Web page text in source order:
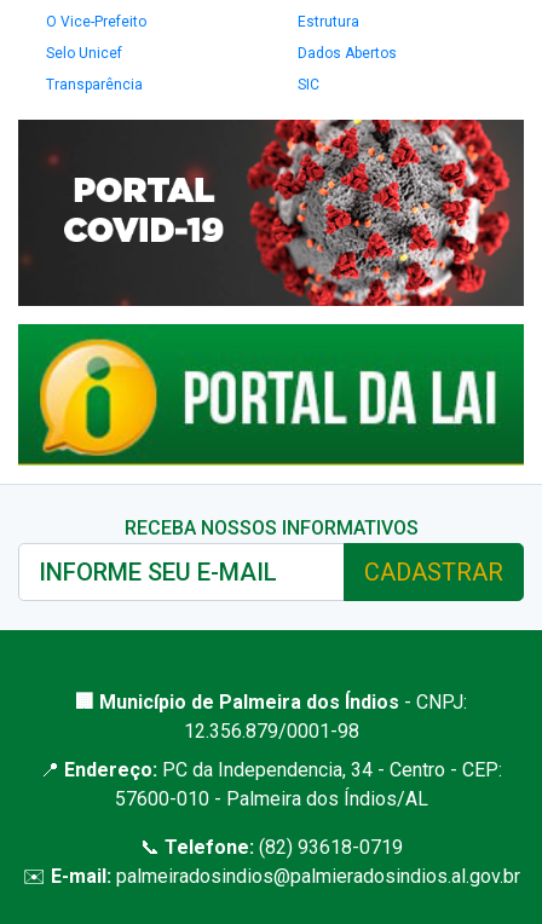
O Vice-Prefeito
Estrutura
Selo Unicef
Dados Abertos
Transparência
SIC
RECEBA NOSSOS INFORMATIVOS
CADASTRAR
🏢 Município de Palmeira dos Índios - CNPJ:
12.356.879/0001-98
📍 Endereço: PC da Independencia, 34 - Centro - CEP:
57600-010 - Palmeira dos Índios/AL
📞 Telefone:(82) 93618-0719
✉️ E-mail: palmeiradosindios@palmieradosindios.al.gov.br